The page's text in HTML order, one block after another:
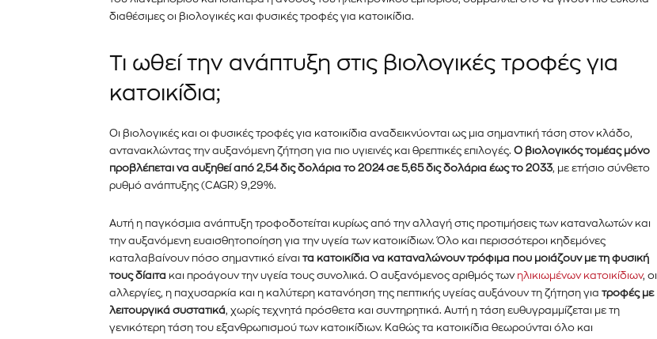
PetshopMarket.gr και ενημερωθείτε
πρώτοι για τα νέα προϊόντα και τις
Για να εγγραφείτε, απλώς εισάγετε τη διεύθυνση email σας στον ιστότοπό μας ή
ιδιωτικότητά σας και δεν θα σας στείλουμε ανεπιθύμητα μηνύματα. Οι πληροφορίες
διαθέσιμες οι βιολογικές και φυσικές τροφές για κατοικίδια.
Τι ωθεί την ανάπτυξη στις βιολογικές τροφές για
κατοικίδια;
Οι βιολογικές και οι φυσικές τροφές για κατοικίδια αναδεικνύονται ως μια σημαντική τάση στον κλάδο,
αντανακλώντας την αυξανόμενη ζήτηση για πιο υγιεινές και θρεπτικές επιλογές. Ο βιολογικός τομέας μόνο
προβλέπεται να αυξηθεί από 2,54 δις δολάρια το 2024 σε 5,65 δις δολάρια έως το 2033, με ετήσιο σύνθετο
ρυθμό ανάπτυξης (CAGR) 9,29%.
Αυτή η παγκόσμια ανάπτυξη τροφοδοτείται κυρίως από την αλλαγή στις προτιμήσεις των καταναλωτών και
την αυξανόμενη ευαισθητοποίηση για την υγεία των κατοικίδιων. Όλο και περισσότεροι κηδεμόνες
καταλαβαίνουν πόσο σημαντικό είναι τα κατοικίδια να καταναλώνουν τρόφιμα που μοιάζουν με τη φυσική
τους δίαιτα και προάγουν την υγεία τους συνολικά. Ο αυξανόμενος αριθμός των ηλικιωμένων κατοικίδιων, οι
αλλεργίες, η παχυσαρκία και η καλύτερη κατανόηση της πεπτικής υγείας αυξάνουν τη ζήτηση για τροφές με
λειτουργικά συστατικά, χωρίς τεχνητά πρόσθετα και συντηρητικά. Αυτή η τάση ευθυγραμμίζεται με τη
γενικότερη τάση του εξανθρωπισμού των κατοικίδιων. Καθώς τα κατοικίδια θεωρούνται όλο και